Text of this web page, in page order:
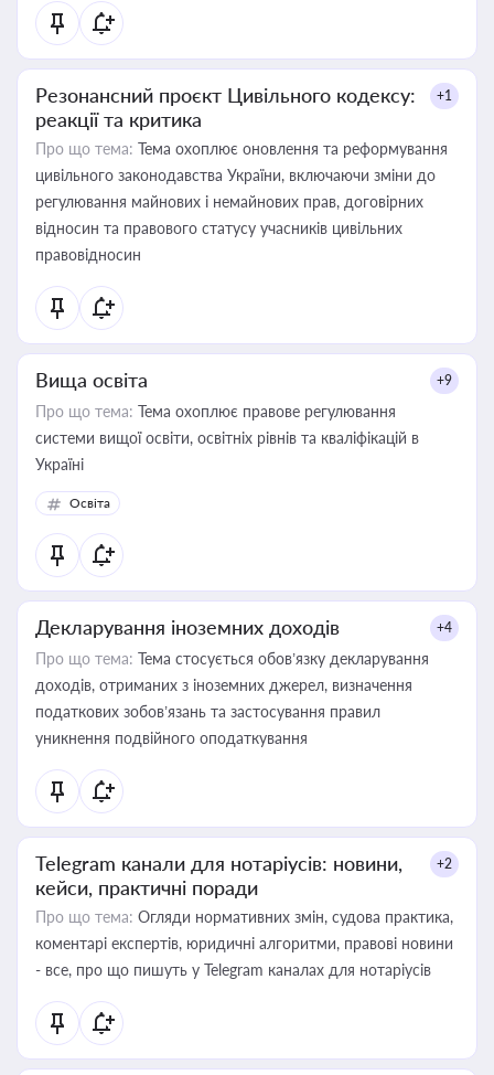
Резонансний проєкт Цивільного кодексу:
реакції та критика
+1
Про що тема: Тема охоплює оновлення та реформування
цивільного законодавства України, включаючи зміни до
регулювання майнових і немайнових прав, договірних
відносин та правового статусу учасників цивільних
правовідносин
Вища освіта +9
Про що тема: Тема охоплює правове регулювання
системи вищої освіти, освітніх рівнів та кваліфікацій в
Україні
Освіта
Декларування іноземних доходів +4
Про що тема: Тема стосується обов’язку декларування
доходів, отриманих з іноземних джерел, визначення
податкових зобов’язань та застосування правил
уникнення подвійного оподаткування
Telegram канали для нотаріусів: новини,
кейси, практичні поради
+2
Про що тема: Огляди нормативних змін, судова практика,
коментарі експертів, юридичні алгоритми, правові новини
- все, про що пишуть у Telegram каналах для нотаріусів